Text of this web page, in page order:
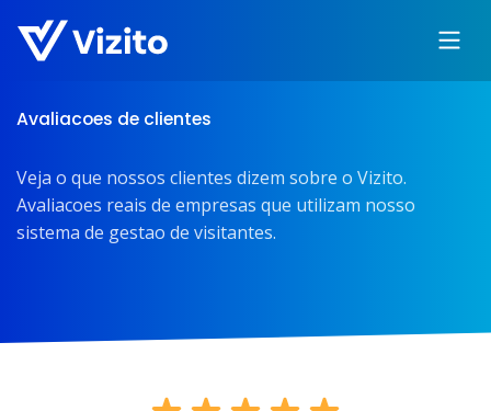
Avaliacoes de clientes
Veja o que nossos clientes dizem sobre o Vizito.
Avaliacoes reais de empresas que utilizam nosso
sistema de gestao de visitantes.